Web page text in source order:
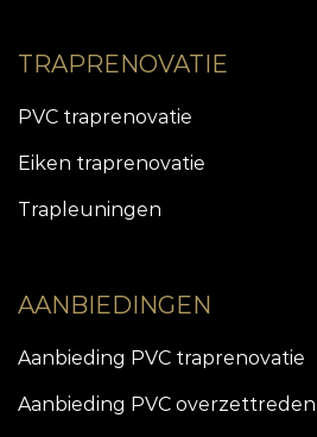
TRAPRENOVATIE
PVC traprenovatie
Eiken traprenovatie
Trapleuningen
AANBIEDINGEN
Aanbieding PVC traprenovatie
Aanbieding PVC overzettreden